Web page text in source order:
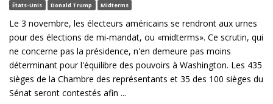
États-Unis Donald Trump Midterms
Le 3 novembre, les électeurs américains se rendront aux urnes
pour des élections de mi-mandat, ou «midterms». Ce scrutin, qui
ne concerne pas la présidence, n'en demeure pas moins
déterminant pour l'équilibre des pouvoirs à Washington. Les 435
sièges de la Chambre des représentants et 35 des 100 sièges du
Sénat seront contestés afin ...